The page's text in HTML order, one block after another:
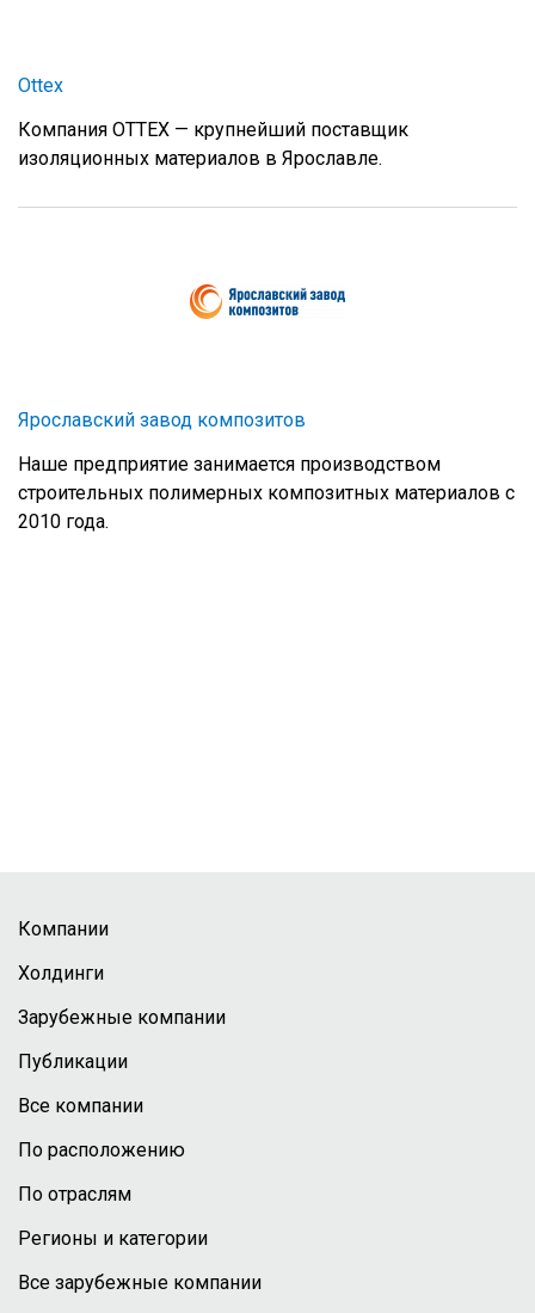
Ottex
Компания ОТТЕХ — крупнейший поставщик
изоляционных материалов в Ярославле.
Ярославский завод композитов
Наше предприятие занимается производством
строительных полимерных композитных материалов с
2010 года.
Компании
Холдинги
Зарубежные компании
Публикации
Все компании
По расположению
По отраслям
Регионы и категории
Все зарубежные компании